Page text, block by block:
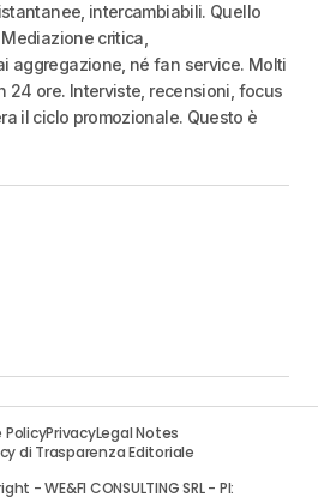
intercambiabili. Quello
critica,
aggregazione, né fan service. Molti
24 ore. Interviste, recensioni, focus
il ciclo promozionale. Questo è
PolicyPrivacyLegal Notes
di Trasparenza Editoriale
- WE&FI CONSULTING SRL - PI: